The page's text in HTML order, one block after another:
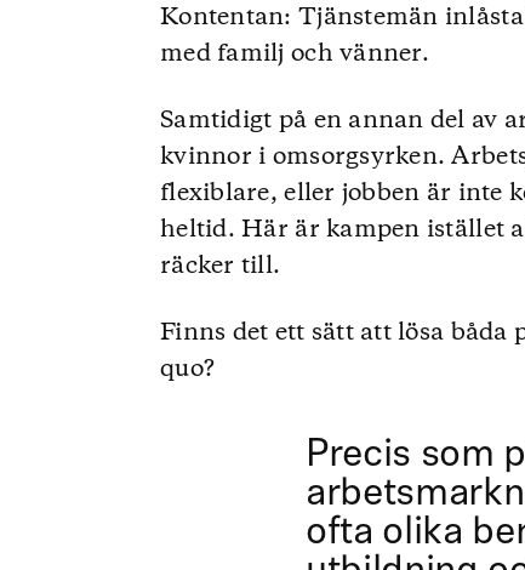
Kontentan: Tjänstemän
med familj och vänner.
Samtidigt på en annan del av
kvinnor i omsorgsyrken.
flexiblare, eller jobben är inte
heltid. Här är kampen istället
räcker till.
Finns det ett sätt att lösa
quo?
Precis som
ofta olika